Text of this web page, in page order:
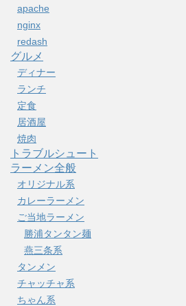
apache
nginx
redash
グルメ
ディナー
ランチ
定食
居酒屋
焼肉
トラブルシュート
ラーメン全般
オリジナル系
カレーラーメン
ご当地ラーメン
勝浦タンタン麺
燕三条系
タンメン
チャッチャ系
ちゃん系